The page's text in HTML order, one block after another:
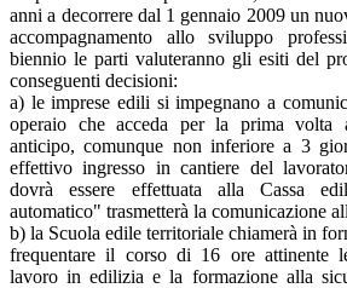
anni a decorrere dal 1 gennaio 2009 un
accompagnamento allo sviluppo
biennio le parti valuteranno gli esiti del
conseguenti decisioni:
a) le imprese edili si impegnano a
operaio che acceda per la prima volta
anticipo, comunque non inferiore a 3
effettivo ingresso in cantiere del
dovrà essere effettuata alla Cassa
automatico" trasmetterà la comunicazione
b) la Scuola edile territoriale chiamerà in
frequentare il corso di 16 ore attinente
lavoro in edilizia e la formazione alla